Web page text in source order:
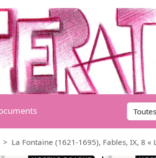
La Fontaine (1621-1695), Fables, IX, 8 «